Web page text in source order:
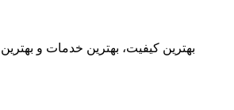
بهترین کیفیت، بهترین خدمات و